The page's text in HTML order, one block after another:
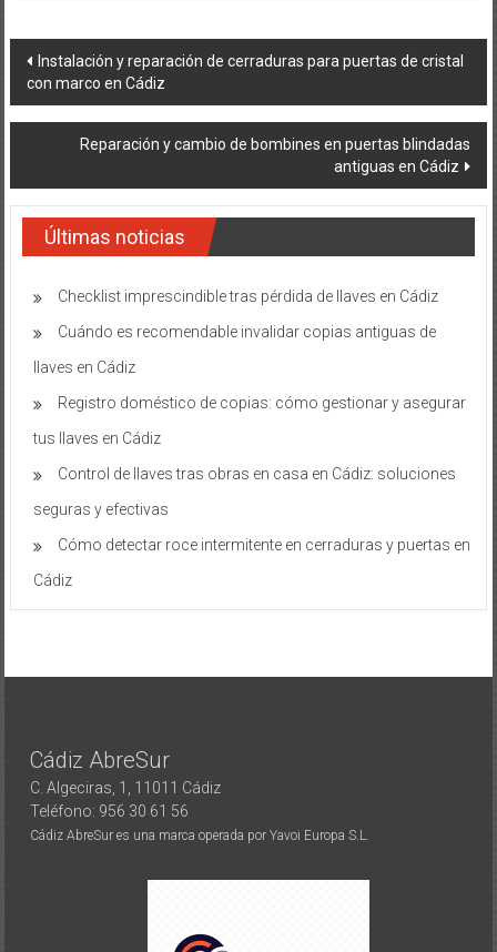
Navegación
de
entradas
Instalación y reparación de cerraduras para puertas de cristal
con marco en Cádiz
Reparación y cambio de bombines en puertas blindadas
antiguas en Cádiz
Últimas noticias
Checklist imprescindible tras pérdida de llaves en Cádiz
Cuándo es recomendable invalidar copias antiguas de
llaves en Cádiz
Registro doméstico de copias: cómo gestionar y asegurar
tus llaves en Cádiz
Control de llaves tras obras en casa en Cádiz: soluciones
seguras y efectivas
Cómo detectar roce intermitente en cerraduras y puertas en
Cádiz
Cádiz AbreSur
C. Algeciras, 1, 11011 Cádiz
Teléfono: 956 30 61 56
Cádiz AbreSur es una marca operada por Yavoi Europa S.L.